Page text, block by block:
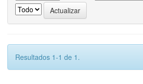
Resultados 1-1 de 1.